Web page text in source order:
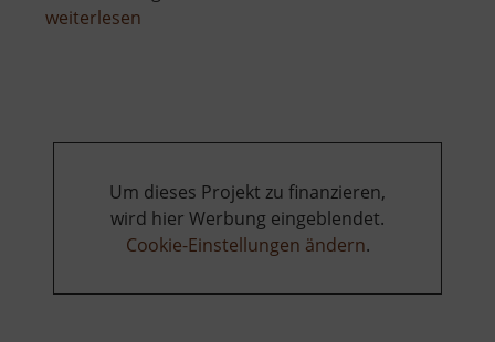
weiterlesen
Um dieses Projekt zu finanzieren,
wird hier Werbung eingeblendet.
Cookie-Einstellungen ändern.